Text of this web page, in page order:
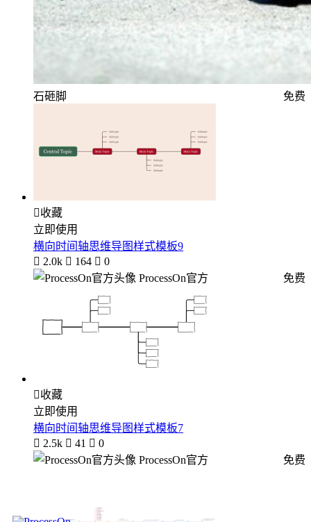
石砸脚 免费
收藏
立即使用
横向时间轴思维导图样式模板9
 2.0k  164  0
ProcessOn官方
免费
收藏
立即使用
横向时间轴思维导图样式模板7
 2.5k  41  0
ProcessOn官方
免费